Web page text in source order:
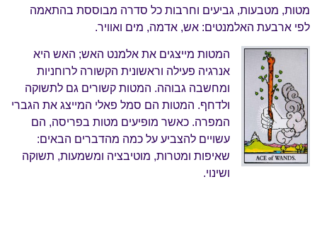
מטות, מטבעות, גביעים וחרבות כל סדרה מבוססת בהתאמה
לפי ארבעת האלמנטים: אש, אדמה, מים ואוויר.
המטות מייצגים את אלמנט האש; האש היא
אנרגיה פעילה וראשונית הקשורה לרוחניות
ומחשבה גבוהה. המטות קשורים גם לתשוקה
ולדחף. המטות הם סמל פאלי המייצג את הגברי
המפרה. כאשר מופיעים מטות בפריסה, הם
עשויים להצביע על כמה מהדברים הבאים:
שאיפות ומטרות, מוטיבציה ומשמעות, תשוקה
ושינוי.